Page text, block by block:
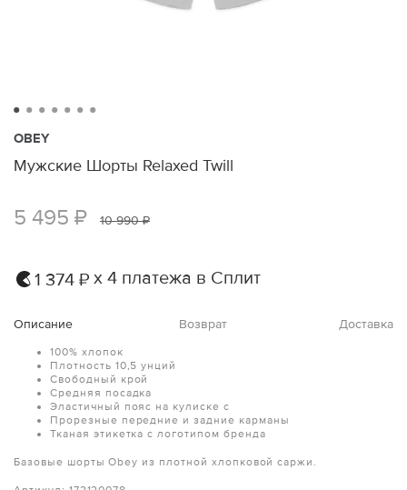
OBEY
Мужские Шорты Relaxed Twill
5 495 ₽ 10 990 ₽
1 374 ₽ х 4 платежа в Сплит
Описание Возврат Доставка
100% хлопок
Плотность 10,5 унций
Свободный крой
Средняя посадка
Эластичный пояс на кулиске с
Прорезные передние и задние карманы
Тканая этикетка с логотипом бренда
Базовые шорты Obey из плотной хлопковой саржи.